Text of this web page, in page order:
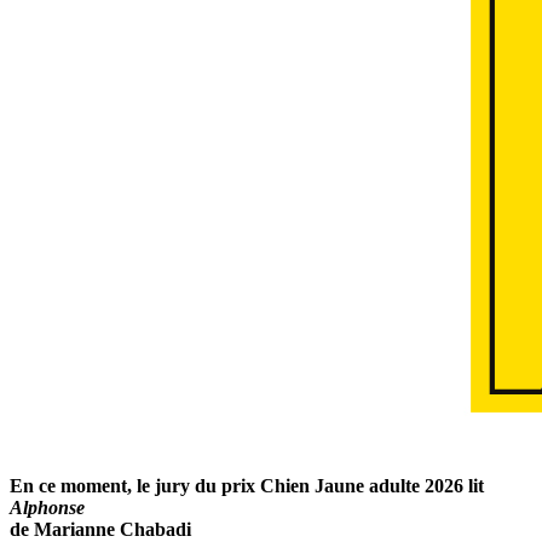
En ce moment, le jury du prix Chien Jaune adulte 2026 lit
Alphonse
de Marianne Chabadi